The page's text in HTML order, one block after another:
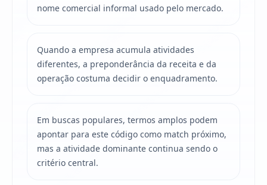
nome comercial informal usado pelo mercado.
Quando a empresa acumula atividades
diferentes, a preponderância da receita e da
operação costuma decidir o enquadramento.
Em buscas populares, termos amplos podem
apontar para este código como match próximo,
mas a atividade dominante continua sendo o
critério central.